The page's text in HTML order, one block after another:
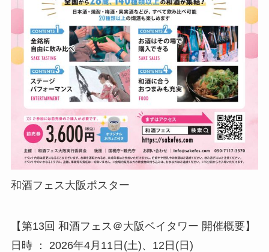
和酒フェス大阪ポスター
【第13回 和酒フェス＠大阪ベイタワー 開催概要】
日時 ： 2026年4月11日(土)、12日(日)